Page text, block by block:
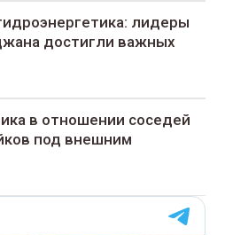
лидеры
достигли важных
в отношении соседей
под внешним